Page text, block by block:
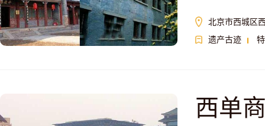
北京市西城区
遗产古迹
西单